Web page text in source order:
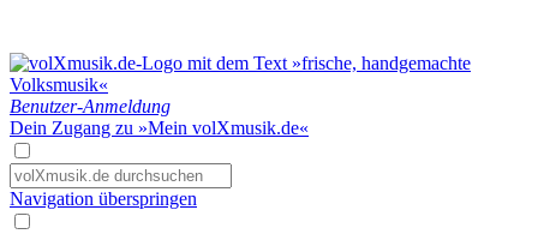
Benutzer-Anmeldung
Dein Zugang zu »Mein volXmusik.de«
Navigation überspringen